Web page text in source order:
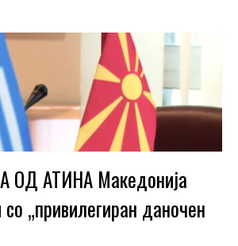
ОД АТИНА Македонија
„привилегиран даночен